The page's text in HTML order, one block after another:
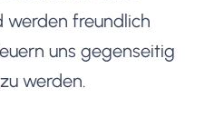
werden freundlich
uns gegenseitig
werden.